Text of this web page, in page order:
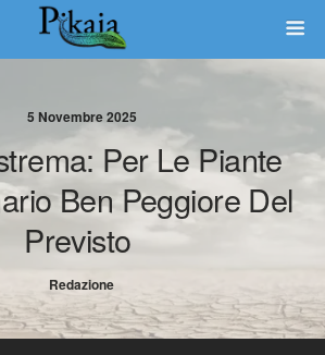
5 Novembre 2025
Per Le Piante
Ben Peggiore Del
Previsto
Redazione